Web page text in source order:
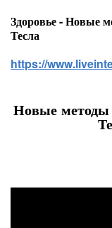
Здоровье - Новые
Тесла
https://
Новые методы